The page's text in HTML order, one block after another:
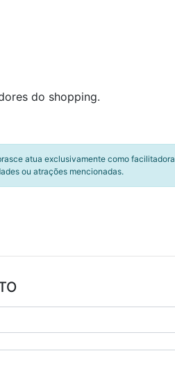
do shopping.
atua exclusivamente como facilitadora
ou atrações mencionadas.